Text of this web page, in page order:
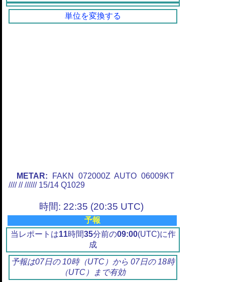
単位を変換する
METAR: FAKN 072000Z AUTO 06009KT
//// // ////// 15/14 Q1029
時間: 22:35 (20:35 UTC)
予報
当レポートは11時間35分前の09:00(UTC)に作
成
予報は07日の 10時（UTC）から 07日の 18時
（UTC）まで有効